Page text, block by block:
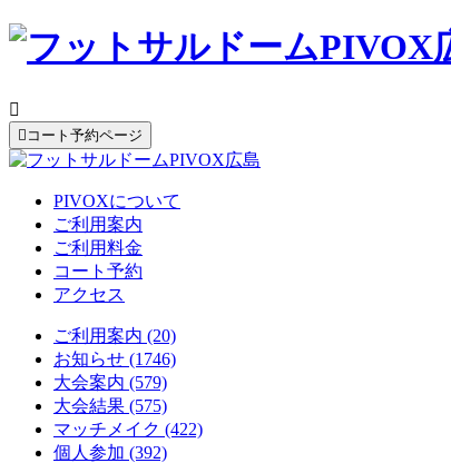

 コート予約ページ
PIVOXについて
ご利用案内
ご利用料金
コート予約
アクセス
ご利用案内 (20)
お知らせ (1746)
大会案内 (579)
大会結果 (575)
マッチメイク (422)
個人参加 (392)